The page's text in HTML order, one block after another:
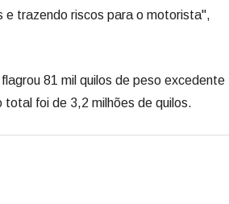
trazendo riscos para o motorista",
81 mil quilos de peso excedente
foi de 3,2 milhões de quilos.